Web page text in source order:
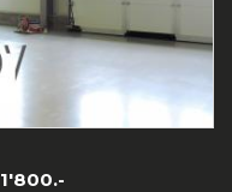
1'800.-